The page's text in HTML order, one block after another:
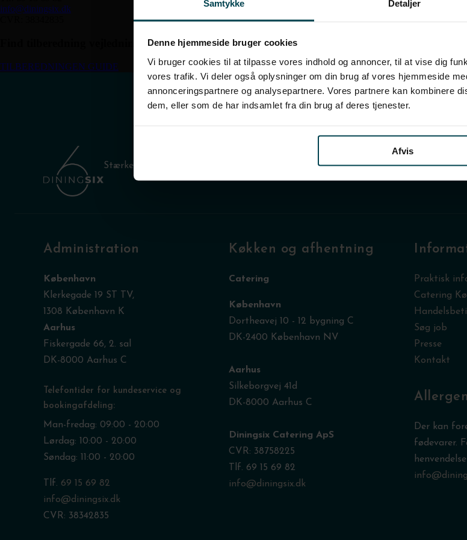
Samtykke Detaljer
Denne hjemmeside bruger cookies
Vi bruger cookies til at tilpasse vores indhold og annoncer, til at vise dig
vores trafik. Vi deler også oplysninger om din brug af vores hjemmeside
annonceringspartnere og analysepartnere. Vores partnere kan kombinere
dem, eller som de har indsamlet fra din brug af deres tjenester.
Afvis
info@diningsix.dk
Find tilberedning vejledning til min menu
TILBEREDNINGEN GUIDE
DiningSix Danmark
Stærke relationer skaber glæde, der kan smages og føles. Vi vil sikre, at
Administration
København
Klerkegade 19 ST TV,
1308 København K
Aarhus
Fiskergade 66, 2. sal
DK-8000 Aarhus C
Telefontider for kundeservice og
bookingafdeling:
Man-fredag: 09:00 - 20:00
Lørdag: 10:00 - 20:00
Søndag: 11:00 - 20:00
Tlf. 69 15 69 82
info@diningsix.dk
CVR: 38342835
Køkken og afhentning
Catering
København
Dortheavej 10 - 12 bygning C
DK-2400 København NV
Aarhus
Silkeborgvej 41d
DK-8000 Aarhus C
Diningsix Catering ApS
CVR: 38758225
Tlf. 69 15 69 82
info@diningsix.dk
Praktisk
Catering
Søg job
Presse
Kontakt
Der kan
fødevarer.